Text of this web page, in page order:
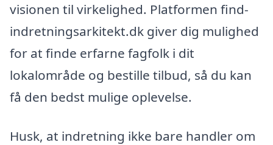
visionen til virkelighed. Platformen find-
indretningsarkitekt.dk giver dig mulighed
for at finde erfarne fagfolk i dit
lokalområde og bestille tilbud, så du kan
få den bedst mulige oplevelse.
Husk, at indretning ikke bare handler om